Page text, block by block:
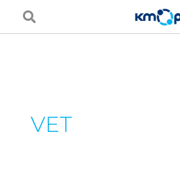
VET